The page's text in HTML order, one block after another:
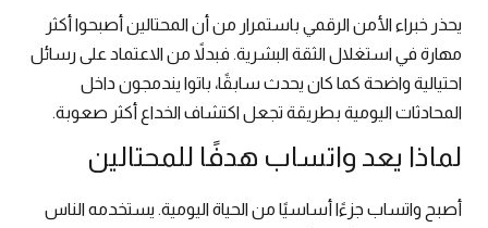
يحذر خبراء الأمن الرقمي باستمرار من أن المحتالين أصبحوا أكثر
مهارة في استغلال الثقة البشرية. فبدلاً من الاعتماد على رسائل
احتيالية واضحة كما كان يحدث سابقًا، باتوا يندمجون داخل
المحادثات اليومية بطريقة تجعل اكتشاف الخداع أكثر صعوبة.
لماذا يعد واتساب هدفًا للمحتالين
أصبح واتساب جزءًا أساسيًا من الحياة اليومية. يستخدمه الناس